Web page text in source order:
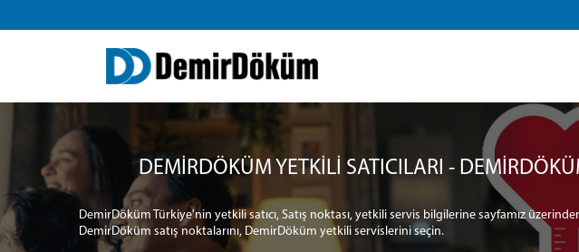
DEMİRDÖKÜM YETKİLİ SATICILARI -
DemirDöküm Türkiye'nin yetkili satıcı, Satış noktası, yetkili servis bilgilerine sayfamız
DemirDöküm satış noktalarını, DemirDöküm yetkili servislerini seçin.